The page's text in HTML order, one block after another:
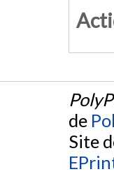
de
Site